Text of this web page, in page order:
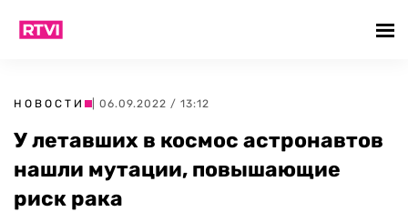
НОВОСТИ | 06.09.2022 / 13:12
У летавших в космос астронавтов
нашли мутации, повышающие
риск рака